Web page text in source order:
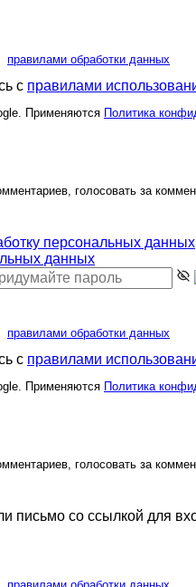
правилами обработки данных
с правилами
Применяются Политика
голосовать за
персональных данных
данных
правилами обработки данных
с правилами
Применяются Политика
голосовать за
письмо со ссылкой для